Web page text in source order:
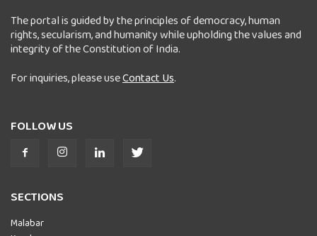
The portal is guided by the principles of democracy, human
rights, secularism, and humanity while upholding the values and
integrity of the Constitution of India.
For inquiries, please useContact Us.
FOLLOW US
SECTIONS
Malabar